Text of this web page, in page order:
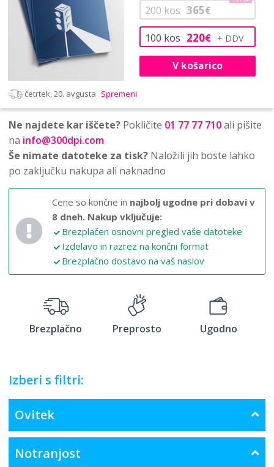
100 kos 220€
200 kos 365€
V košarico
četrtek, 20. avgusta Spremeni
Ne najdete kar iščete? Pokličite 01 77 77 710ali pišite
na info@300dpi.com
Še nimate datoteke za tisk? Naložili jih boste lahko
po zaključku nakupa ali naknadno
Cene so končne in najbolj ugodne pri dobavi v
8 dneh. Nakup vključuje:
Brezplačen osnovni pregled vaše datoteke
Izdelavo in razrez na končni format
Brezplačno dostavo na vaš naslov
Brezplačno Preprosto Ugodno
Izberi s filtri:
Ovitek
Notranjost